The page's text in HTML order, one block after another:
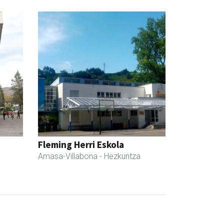
Fleming Herri Eskola
Amasa-Villabona - Hezkuntza